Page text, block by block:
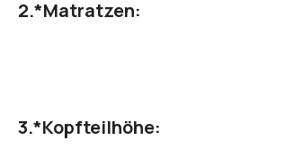
*Matratzen:
*Kopfteilhöhe: